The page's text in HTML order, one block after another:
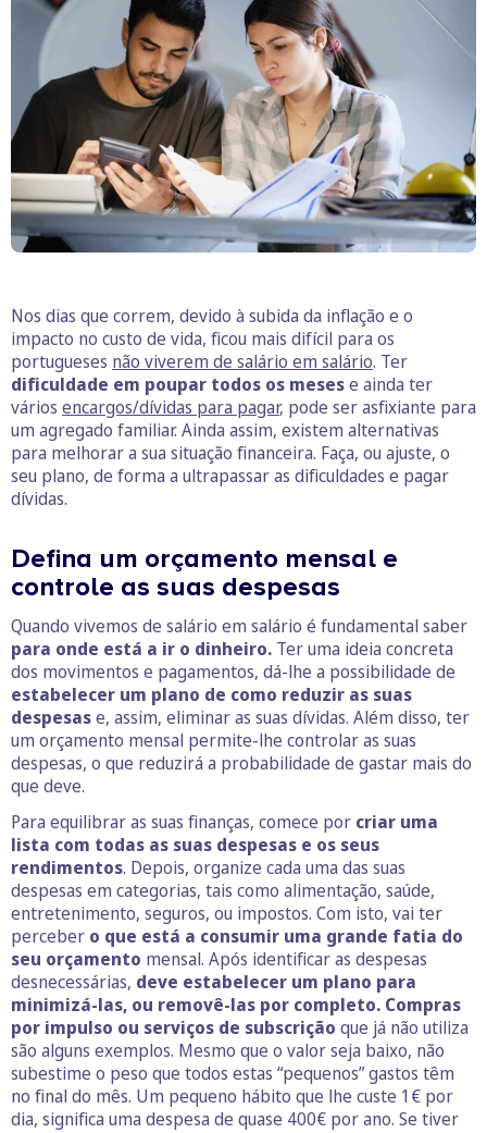
Nos dias que correm, devido à subida da inflação e o
impacto no custo de vida, ficou mais difícil para os
portugueses não viverem de salário em salário. Ter
dificuldade em poupar todos os mesese ainda ter
vários encargos/dívidas para pagar, pode ser asfixiante para
um agregado familiar. Ainda assim, existem alternativas
para melhorar a sua situação financeira. Faça, ou ajuste, o
seu plano, de forma a ultrapassar as dificuldades e pagar
dívidas.
Defina um orçamento mensal e
controle as suas despesas
Quando vivemos de salário em salário é fundamental saber
para onde está a ir o dinheiro. Ter uma ideia concreta
dos movimentos e pagamentos, dá-lhe a possibilidade de
estabelecer um plano de como reduzir as suas
despesase, assim, eliminar as suas dívidas. Além disso, ter
um orçamento mensal permite-lhe controlar as suas
despesas, o que reduzirá a probabilidade de gastar mais do
que deve.
Para equilibrar as suas finanças, comece por criar uma
lista com todas as suas despesas e os seus
rendimentos. Depois, organize cada uma das suas
despesas em categorias, tais como alimentação, saúde,
entretenimento, seguros, ou impostos. Com isto, vai ter
perceber o que está a consumir uma grande fatia do
seu orçamento mensal. Após identificar as despesas
desnecessárias, deve estabelecer um plano para
minimizá-las, ou removê-las por completo. Compras
por impulso ou serviços de subscrição que já não utiliza
são alguns exemplos. Mesmo que o valor seja baixo, não
subestime o peso que todos estas “pequenos” gastos têm
no final do mês. Um pequeno hábito que lhe custe 1€ por
dia, significa uma despesa de quase 400€ por ano. Se tiver